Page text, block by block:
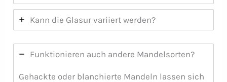
Kann die Glasur variiert werden?
Funktionieren auch andere Mandelsorten?
Gehackte oder blanchierte Mandeln lassen sich